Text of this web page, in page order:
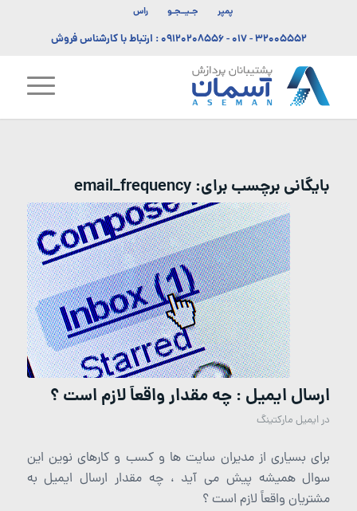
پمپر جـیــجـو راس
۳۲۰۰۵۵۵۲ - ۰۱۷ -۰۹۱۲۰۲۰۸۵۵۶: ارتباط با کارشناس فروش
بایگانی برچسب برای:email_frequency
ارسال ایمیل : چه مقدار واقعاً لازم است ؟
در ایمیل مارکتینگ
برای بسیاری از مدیران سایت ها و کسب و کارهای نوین این
سوال همیشه پیش می آید ، چه مقدار ارسال ایمیل به
مشتریان واقعاً لازم است ؟